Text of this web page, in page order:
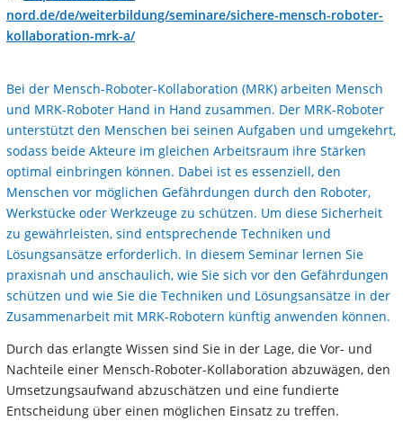
nord.de/de/weiterbildung/seminare/sichere-mensch-roboter-
kollaboration-mrk-a/
Bei der Mensch-Roboter-Kollaboration (MRK) arbeiten Mensch
und MRK-Roboter Hand in Hand zusammen. Der MRK-Roboter
unterstützt den Menschen bei seinen Aufgaben und umgekehrt,
sodass beide Akteure im gleichen Arbeitsraum ihre Stärken
optimal einbringen können. Dabei ist es essenziell, den
Menschen vor möglichen Gefährdungen durch den Roboter,
Werkstücke oder Werkzeuge zu schützen. Um diese Sicherheit
zu gewährleisten, sind entsprechende Techniken und
Lösungsansätze erforderlich. In diesem Seminar lernen Sie
praxisnah und anschaulich, wie Sie sich vor den Gefährdungen
schützen und wie Sie die Techniken und Lösungsansätze in der
Zusammenarbeit mit MRK-Robotern künftig anwenden können.
Durch das erlangte Wissen sind Sie in der Lage, die Vor- und
Nachteile einer Mensch-Roboter-Kollaboration abzuwägen, den
Umsetzungsaufwand abzuschätzen und eine fundierte
Entscheidung über einen möglichen Einsatz zu treffen.